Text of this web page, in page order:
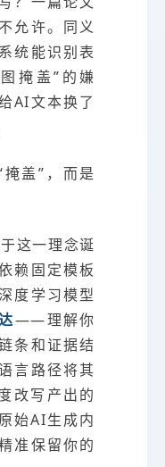
允许。同义
统能识别表
掩盖”的嫌
AI文本换了
盖”，而是
这一理念诞
赖固定模板
度学习模型
——理解你
条和证据结
言路径将其
改写产出的
始AI生成内
准保留你的